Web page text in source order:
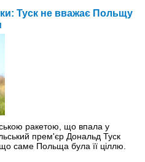
Туск не вважає Польщу
ракетою, що впала у
прем'єр Дональд Туск
саме Польща була її ціллю.